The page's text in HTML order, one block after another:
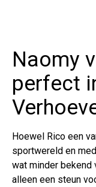
Naomy
perfect
Hoewel Rico een
sportwereld en
wat minder bekend
alleen een steun